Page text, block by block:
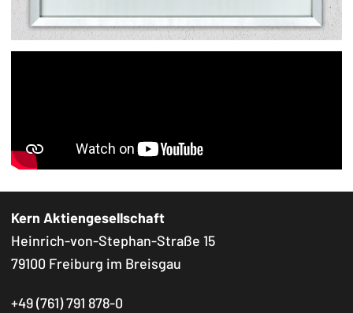
Kern Aktiengesellschaft
Heinrich-von-Stephan-Straße 15
79100 Freiburg im Breisgau
+49 (761) 791 878-0